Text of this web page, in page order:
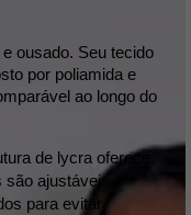
ousado. Seu tecido
por poliamida e
ao longo do
de lycra oferece
ajustáveis,
para evitar